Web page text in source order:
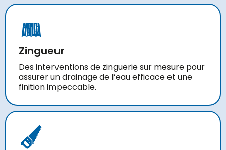
Zingueur
Des interventions de zinguerie sur mesure pour
assurer un drainage de l’eau efficace et une
finition impeccable.